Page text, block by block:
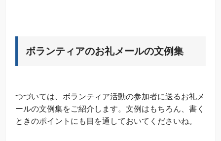
ボランティアのお礼メールの文例集
つづいては、ボランティア活動の参加者に送るお礼メ
ールの文例集をご紹介します。文例はもちろん、書く
ときのポイントにも目を通しておいてくださいね。